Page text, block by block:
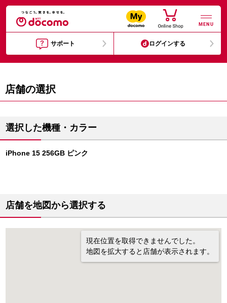
MENU
サポート ログインする
店舗の選択
選択した機種・カラー
iPhone 15 256GB ピンク
店舗を地図から選択する
現在位置を取得できませんでした。
地図を拡大すると店舗が表示されます。